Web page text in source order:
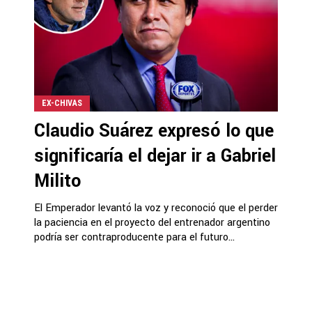
EX-CHIVAS
Claudio Suárez expresó lo que
significaría el dejar ir a Gabriel
Milito
El Emperador levantó la voz y reconoció que el perder
la paciencia en el proyecto del entrenador argentino
podría ser contraproducente para el futuro...